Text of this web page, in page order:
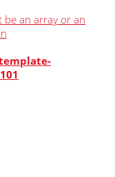
be an array or an
101